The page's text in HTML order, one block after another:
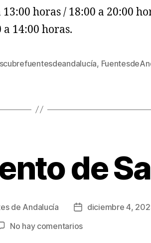
13:00 horas / 18:00 a 20:00
14:00 horas.
,
de
de Andalucía
diciembre 4,
No hay comentarios